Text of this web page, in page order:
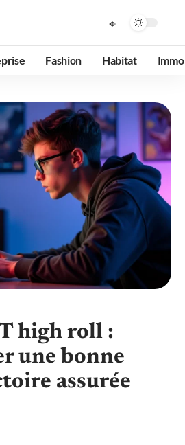
Fashion Habitat
high roll :
une bonne
assurée